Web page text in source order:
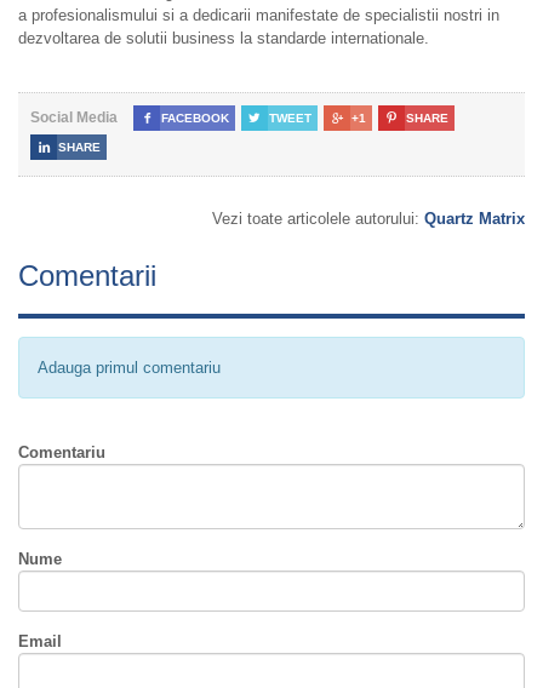
a profesionalismului si a dedicarii manifestate de specialistii nostri in
dezvoltarea de solutii business la standarde internationale.
Social Media  FACEBOOK  TWEET  +1  SHARE
 SHARE
Vezi toate articolele autorului: Quartz Matrix
Comentarii
Adauga primul comentariu
Comentariu
Nume
Email